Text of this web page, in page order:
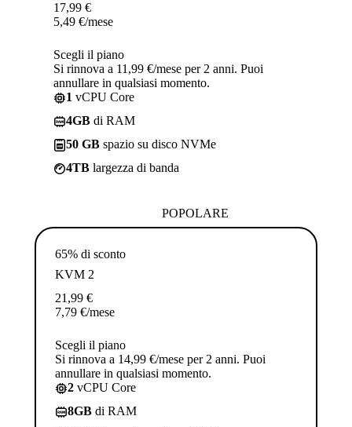
17,99 €
5,49 €/mese
Scegli il piano
Si rinnova a 11,99 €/mese per 2 anni. Puoi
annullare in qualsiasi momento.
1 vCPU Core
4GB di RAM
50 GB spazio su disco NVMe
4TB largezza di banda
POPOLARE
65% di sconto
KVM 2
21,99 €
7,79 €/mese
Scegli il piano
Si rinnova a 14,99 €/mese per 2 anni. Puoi
annullare in qualsiasi momento.
2 vCPU Core
8GB di RAM